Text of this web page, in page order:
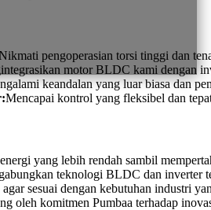
pengoperasian torsi tinggi dan
motor BLDC kami dengan
keandalan yang luar biasa dan
Mencapai kontrol yang fleksibel dan
yang lebih rendah sambil
teknologi BLDC dan inverter
sesuai dengan kebutuhan industri
oleh komitmen Pumbaa terhadap